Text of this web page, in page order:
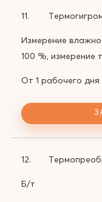
11.
Измерение
100 %,
От 1 рабочего дня
12.
Б/т